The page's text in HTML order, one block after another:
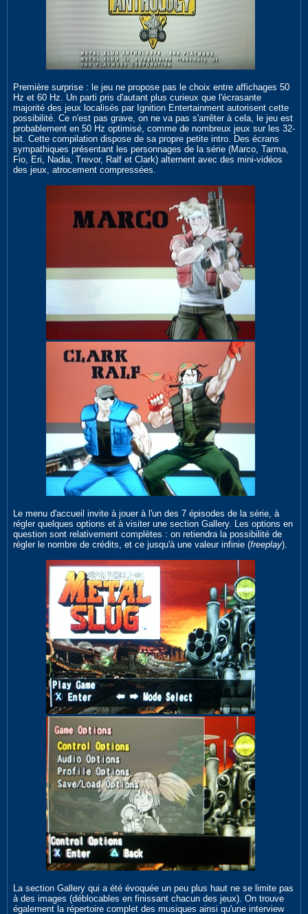
Première surprise : le jeu ne propose pas le choix entre affichages 50
Hz et 60 Hz. Un parti pris d'autant plus curieux que l'écrasante
majorité des jeux localisés par Ignition Entertainment autorisent cette
possibilité. Ce n'est pas grave, on ne va pas s'arrêter à cela, le jeu est
probablement en 50 Hz optimisé, comme de nombreux jeux sur les 32-
bit. Cette compilation dispose de sa propre petite intro. Des écrans
sympathiques présentant les personnages de la série (Marco, Tarma,
Fio, Eri, Nadia, Trevor, Ralf et Clark) alternent avec des mini-vidéos
des jeux, atrocement compressées.
Le menu d'accueil invite à jouer à l'un des 7 épisodes de la série, à
régler quelques options et à visiter une section Gallery. Les options en
question sont relativement complètes : on retiendra la possibilité de
régler le nombre de crédits, et ce jusqu'à une valeur infinie (freeplay).
La section Gallery qui a été évoquée un peu plus haut ne se limite pas
à des images (déblocables en finissant chacun des jeux). On trouve
également la répertoire complet des musiques ainsi qu'une interview